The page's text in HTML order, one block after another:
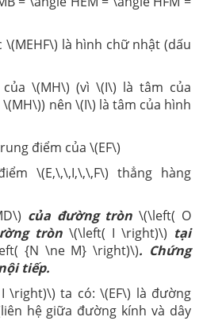
là hình chữ nhật (dấu
\(MH\) (vì \(I\) là tâm của
nên \(I\) là tâm của hình
điểm của \(EF\)
\(E,\,\,I,\,\,F\) thẳng hàng
của đường tròn\(\left( O
tròn \(\left( I \right)\) tại
{N \ne M} \right)\). Chứng
tiếp.
\right)\) ta có: \(EF\) là đường
hệ giữa đường kính và dây